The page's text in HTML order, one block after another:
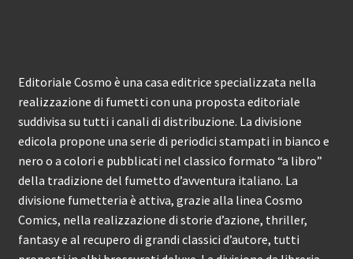
Editoriale Cosmo è una casa editrice specializzata nella
realizzazione di fumetti con una proposta editoriale
suddivisa su tutti i canali di distribuzione. La divisione
edicola propone una serie di periodici stampati in bianco e
nero o a colori e pubblicati nel classico formato “a libro”
della tradizione del fumetto d’avventura italiano. La
divisione fumetteria è attiva, grazie alla linea Cosmo
Comics, nella realizzazione di storie d’azione, thriller,
fantasy e al recupero di grandi classici d’autore, tutti